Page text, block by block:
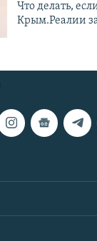
Что делать,
Крым.Реалии